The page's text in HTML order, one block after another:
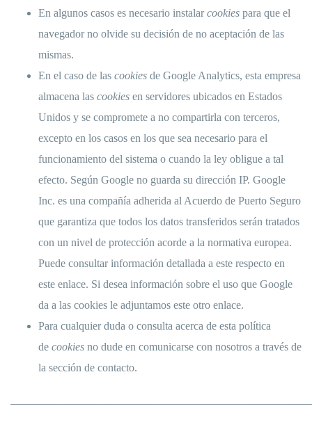
En algunos casos es necesario instalarcookies para que el
navegador no olvide su decisión de no aceptación de las
mismas.
En el caso de las cookies de Google Analytics, esta empresa
almacena las cookies en servidores ubicados en Estados
Unidos y se compromete a no compartirla con terceros,
excepto en los casos en los que sea necesario para el
funcionamiento del sistema o cuando la ley obligue a tal
efecto. Según Google no guarda su dirección IP. Google
Inc. es una compañía adherida al Acuerdo de Puerto Seguro
que garantiza que todos los datos transferidos serán tratados
con un nivel de protección acorde a la normativa europea.
Puede consultar información detallada a este respecto en
este enlace. Si desea información sobre el uso que Google
da a las cookies le adjuntamos este otro enlace.
Para cualquier duda o consulta acerca de esta política
de cookies no dude en comunicarse con nosotros a través de
la sección de contacto.